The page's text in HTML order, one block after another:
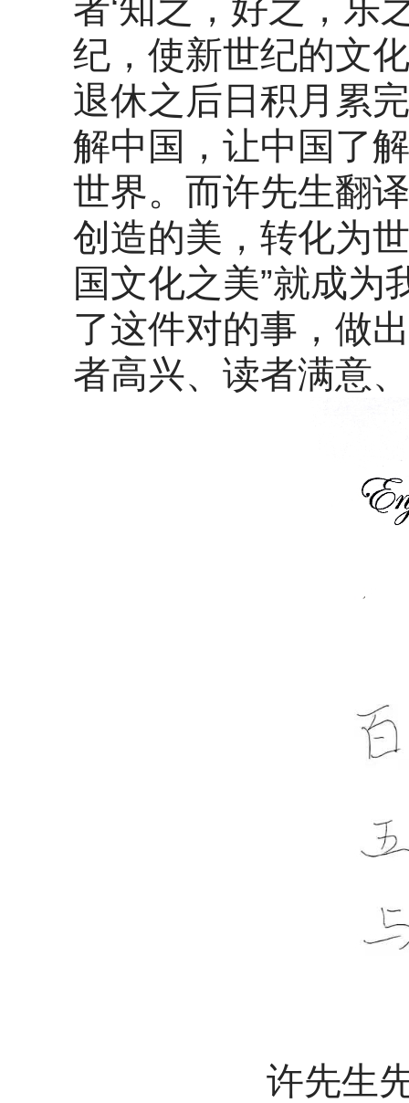
者‘知之，好之，乐
纪，使新世纪的文
退休之后日积月累
解中国，让中国了
世界。而许先生翻
创造的美，转化为
国文化之美”就成
了这件对的事，做
者高兴、读者满意
许先生